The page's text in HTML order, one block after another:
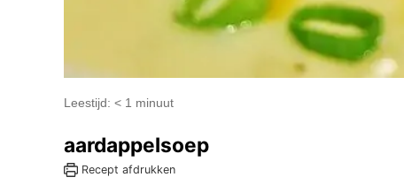
Leestijd: < 1 minuut
aardappelsoep
Recept afdrukken